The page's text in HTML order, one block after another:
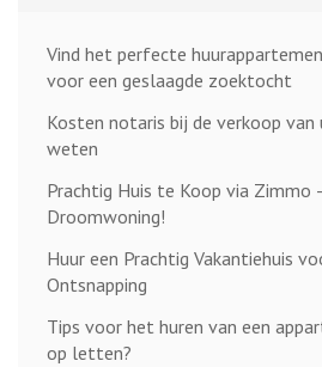
Vind het perfecte
voor een geslaagde zoektocht
Kosten notaris bij de verkoop
weten
Prachtig Huis te Koop via Zimmo
Droomwoning!
Huur een Prachtig Vakantiehuis
Ontsnapping
Tips voor het huren van een
op letten?